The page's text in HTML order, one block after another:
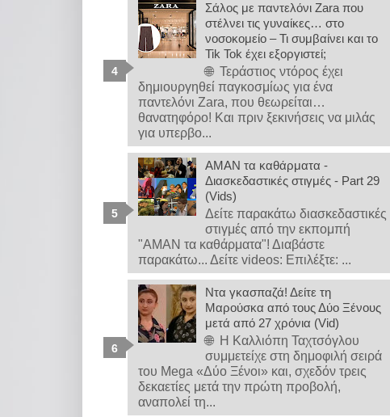
Σάλος με παντελόνι Zara που
στέλνει τις γυναίκες… στο
νοσοκομείο – Τι συμβαίνει και το
Tik Tok έχει εξοργιστεί;
🌐 Τεράστιος ντόρος έχει
δημιουργηθεί παγκοσμίως για ένα
παντελόνι Zara, που θεωρείται…
θανατηφόρο! Και πριν ξεκινήσεις να μιλάς
για υπερβο...
ΑΜΑΝ τα καθάρματα -
Διασκεδαστικές στιγμές - Part 29
(Vids)
Δείτε παρακάτω διασκεδαστικές
στιγμές από την εκπομπή
"ΑΜΑΝ τα καθάρματα"! Διαβάστε
παρακάτω... Δείτε videos: Επιλέξτε: ...
Ντα γκασπαζά! Δείτε τη
Μαρούσκα από τους Δύο Ξένους
μετά από 27 χρόνια (Vid)
🌐 Η Καλλιόπη Ταχτσόγλου
συμμετείχε στη δημοφιλή σειρά
του Mega «Δύο Ξένοι» και, σχεδόν τρεις
δεκαετίες μετά την πρώτη προβολή,
αναπολεί τη...